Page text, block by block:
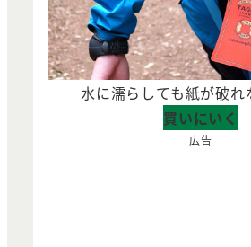
水に濡らしても紙が破れ
買いにいく
広告